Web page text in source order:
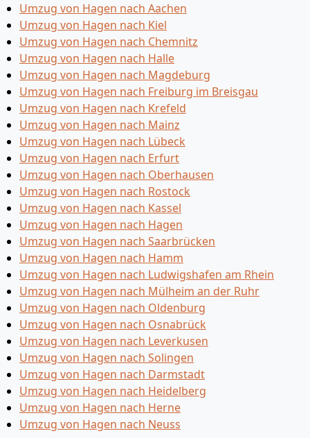
Umzug von Hagen nach Aachen
Umzug von Hagen nach Kiel
Umzug von Hagen nach Chemnitz
Umzug von Hagen nach Halle
Umzug von Hagen nach Magdeburg
Umzug von Hagen nach Freiburg im Breisgau
Umzug von Hagen nach Krefeld
Umzug von Hagen nach Mainz
Umzug von Hagen nach Lübeck
Umzug von Hagen nach Erfurt
Umzug von Hagen nach Oberhausen
Umzug von Hagen nach Rostock
Umzug von Hagen nach Kassel
Umzug von Hagen nach Hagen
Umzug von Hagen nach Saarbrücken
Umzug von Hagen nach Hamm
Umzug von Hagen nach Ludwigshafen am Rhein
Umzug von Hagen nach Mülheim an der Ruhr
Umzug von Hagen nach Oldenburg
Umzug von Hagen nach Osnabrück
Umzug von Hagen nach Leverkusen
Umzug von Hagen nach Solingen
Umzug von Hagen nach Darmstadt
Umzug von Hagen nach Heidelberg
Umzug von Hagen nach Herne
Umzug von Hagen nach Neuss